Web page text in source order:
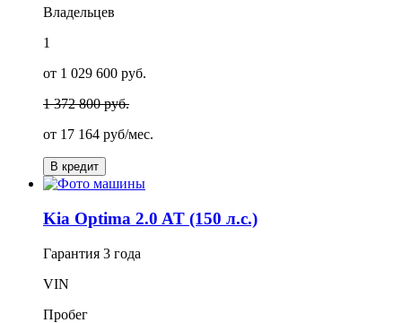
Владельцев
1
от 1 029 600 руб.
1 372 800 руб.
от 17 164 руб/мес.
В кредит
Kia Optima 2.0 AT (150 л.с.)
Гарантия 3 года
VIN
Пробег